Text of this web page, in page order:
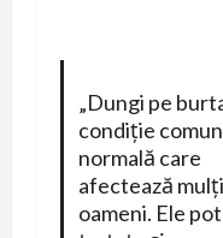
„Dungi pe
condiție
normală care
afectează mulți
oameni. Ele